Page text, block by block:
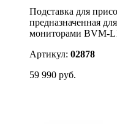
Подставка для
предназначенная
мониторами BVM-
Артикул: 02878
59 990 руб.